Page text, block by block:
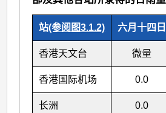
站(参阅图3.1.2) 六月十四日
香港天文台 微量
香港国际机场 0.0
长洲 0.0